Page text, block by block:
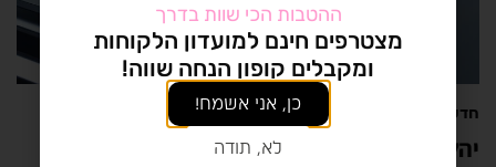
חדשנות וקיימות
יהלומי מעבדה מתקדמים
ההטבות הכי שוות בדרך
מצטרפים חינם למועדון הלקוחות
ומקבלים קופון הנחה שווה!
כן, אני אשמח!
לא, תודה